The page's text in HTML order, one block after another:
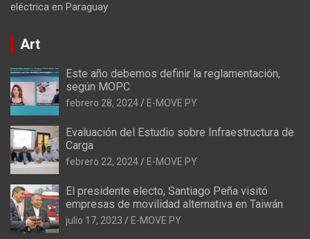
eléctrica en Paraguay
Art
Este año debemos definir la reglamentación,
según MOPC
febrero 28, 2024 E-MOVE PY
Evaluación del Estudio sobre Infraestructura de
Carga
febrero 22, 2024 E-MOVE PY
El presidente electo, Santiago Peña visitó
empresas de movilidad alternativa en Taiwán
julio 17, 2023 E-MOVE PY